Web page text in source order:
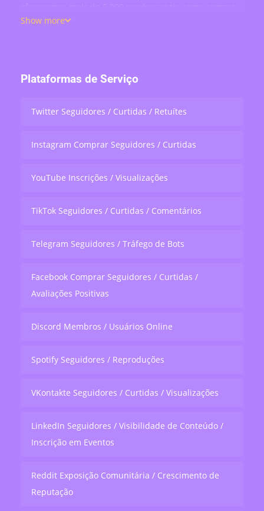
de seguidores, curtidas, comentários, visualizações,
Show more
Plataformas de Serviço
Twitter Seguidores / Curtidas / Retuítes
Instagram Comprar Seguidores / Curtidas
YouTube Inscrições / Visualizações
TikTok Seguidores / Curtidas / Comentários
Telegram Seguidores / Tráfego de Bots
Facebook Comprar Seguidores / Curtidas /
Avaliações Positivas
Discord Membros / Usuários Online
Spotify Seguidores / Reproduções
VKontakte Seguidores / Curtidas / Visualizações
LinkedIn Seguidores / Visibilidade de Conteúdo /
Inscrição em Eventos
Reddit Exposição Comunitária / Crescimento de
Reputação